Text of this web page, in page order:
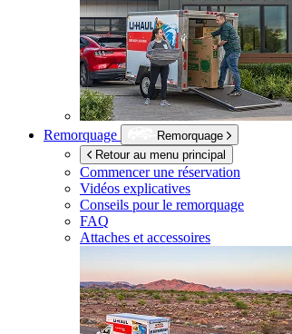
Remorquage
Remorquage
Retour au menu principal
Commencer une réservation
Vidéos explicatives
Conseils pour le remorquage
FAQ
Attaches et accessoires